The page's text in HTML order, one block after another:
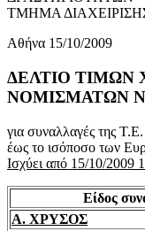
ΤΜΗΜΑ
Αθήνα 15/10/2009
ΔΕΛΤΙΟ ΤΙΜΩΝ
ΝΟΜΙΣΜΑΤΩΝ
για συναλλαγές της
έως το ισόποσο των
Ισχύει από 15/10/2009
Είδος
Α. ΧΡΥΣΟΣ